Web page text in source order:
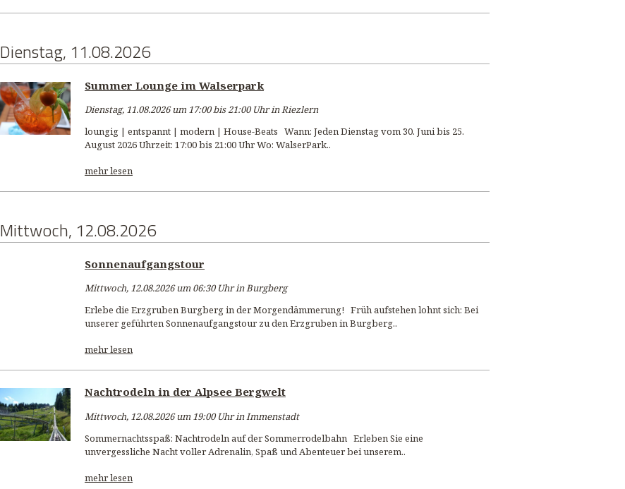
Dienstag, 11.08.2026
Summer Lounge im Walserpark
Dienstag, 11.08.2026 um 17:00 bis 21:00 Uhr in Riezlern
loungig | entspannt | modern | House-Beats Wann: Jeden Dienstag vom 30. Juni bis 25.
August 2026 Uhrzeit: 17:00 bis 21:00 Uhr Wo: WalserPark..
mehr lesen
Mittwoch, 12.08.2026
Sonnenaufgangstour
Mittwoch, 12.08.2026 um 06:30 Uhr in Burgberg
Erlebe die Erzgruben Burgberg in der Morgendämmerung! Früh aufstehen lohnt sich: Bei
unserer geführten Sonnenaufgangstour zu den Erzgruben in Burgberg..
mehr lesen
Nachtrodeln in der Alpsee Bergwelt
Mittwoch, 12.08.2026 um 19:00 Uhr in Immenstadt
Sommernachtsspaß: Nachtrodeln auf der Sommerrodelbahn Erleben Sie eine
unvergessliche Nacht voller Adrenalin, Spaß und Abenteuer bei unserem..
mehr lesen